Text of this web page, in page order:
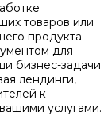
товаров или
продукта
для
бизнес-задачи
лендинги,
к
услугами.